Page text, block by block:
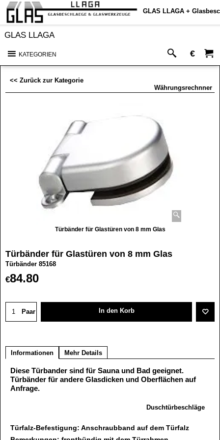
GLAS LLAGA +
GLAS LLAGA
KATEGORIEN €
Währungsrechnner
<< Zurück zur Kategorie
Türbänder für Glastüren von 8 mm Glas
Türbänder für Glastüren von 8 mm Glas
Türbänder 85168
€84.80
Paar In den Korb
Informationen Mehr Details
Diese Türbander sind für Sauna und Bad geeignet.
Türbänder für andere Glasdicken und Oberflächen auf
Anfrage.
Duschtürbeschläge
Türfalz-Befestigung: Anschraubband auf dem Türfalz